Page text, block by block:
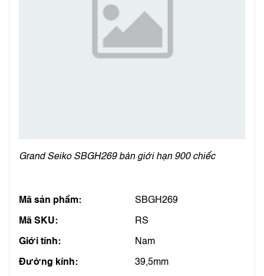
Grand Seiko SBGH269 bản giới hạn 900 chiếc
Mã sản phẩm: SBGH269
Mã SKU: RS
Giới tính: Nam
Đường kính: 39,5mm